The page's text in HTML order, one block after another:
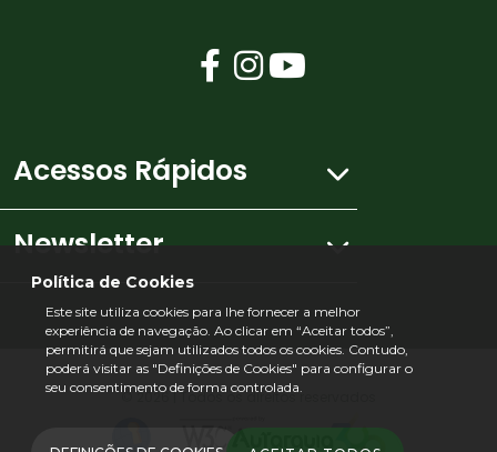
Política de Cookies
Este site utiliza cookies para lhe fornecer a melhor
experiência de navegação. Ao clicar em “Aceitar todos”,
permitirá que sejam utilizados todos os cookies. Contudo,
poderá visitar as "Definições de Cookies" para configurar o
seu consentimento de forma controlada.
Acessos Rápidos
Ficha Técnica
Política de Privacidade
Newsletter
Subscreva a nossa newsletter e receba todas
as novidades no seu e-mail.
*Campos de preenchimento obrigatório
©2026 | Todos os direitos reservados